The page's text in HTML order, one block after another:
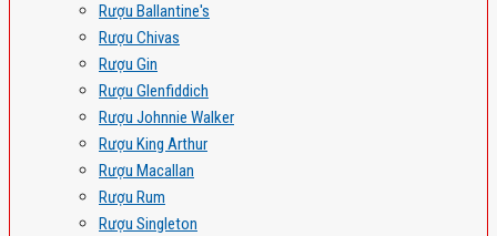
Rượu Ballantine's
Rượu Chivas
Rượu Gin
Rượu Glenfiddich
Rượu Johnnie Walker
Rượu King Arthur
Rượu Macallan
Rượu Rum
Rượu Singleton